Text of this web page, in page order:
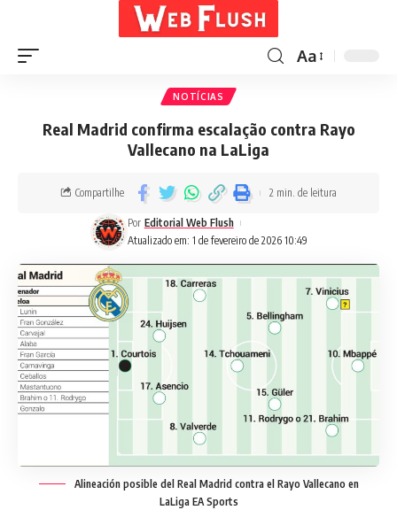
Aa
NOTÍCIAS
Real Madrid confirma escalação contra Rayo
Vallecano na LaLiga
Atualizado em: 1 de fevereiro de 2026 10:49
Por Editorial Web Flush
Compartilhe 2 min. de leitura
Alineación posible del Real Madrid contra el Rayo Vallecano en
LaLiga EA Sports